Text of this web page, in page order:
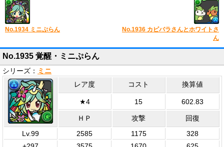
No.1934 ミニぷらん
No.1936 カピバラさんとホワイトさ
ん
No.1935 覚醒・ミニぷらん
シリーズ： ミニ
レア度 コスト 換算値
★4 15 602.83
ＨＰ 攻撃
回復
Lv.99
2585 1175
328